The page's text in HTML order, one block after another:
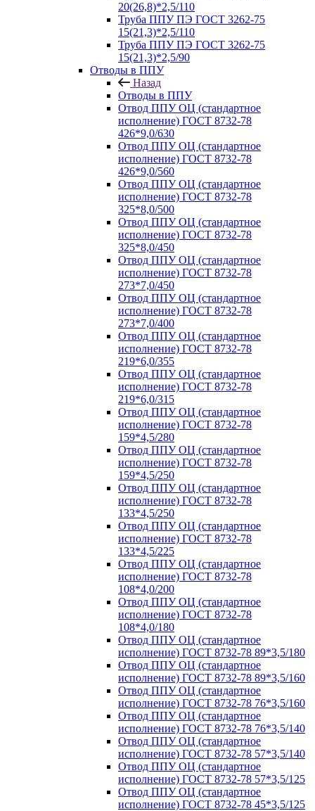
20(26,8)*2,5/110
Труба ППУ ПЭ ГОСТ 3262-75
15(21,3)*2,5/110
Труба ППУ ПЭ ГОСТ 3262-75
15(21,3)*2,5/90
Отводы в ППУ
Назад
Отводы в ППУ
Отвод ППУ ОЦ (стандартное
исполнение) ГОСТ 8732-78
426*9,0/630
Отвод ППУ ОЦ (стандартное
исполнение) ГОСТ 8732-78
426*9,0/560
Отвод ППУ ОЦ (стандартное
исполнение) ГОСТ 8732-78
325*8,0/500
Отвод ППУ ОЦ (стандартное
исполнение) ГОСТ 8732-78
325*8,0/450
Отвод ППУ ОЦ (стандартное
исполнение) ГОСТ 8732-78
273*7,0/450
Отвод ППУ ОЦ (стандартное
исполнение) ГОСТ 8732-78
273*7,0/400
Отвод ППУ ОЦ (стандартное
исполнение) ГОСТ 8732-78
219*6,0/355
Отвод ППУ ОЦ (стандартное
исполнение) ГОСТ 8732-78
219*6,0/315
Отвод ППУ ОЦ (стандартное
исполнение) ГОСТ 8732-78
159*4,5/280
Отвод ППУ ОЦ (стандартное
исполнение) ГОСТ 8732-78
159*4,5/250
Отвод ППУ ОЦ (стандартное
исполнение) ГОСТ 8732-78
133*4,5/250
Отвод ППУ ОЦ (стандартное
исполнение) ГОСТ 8732-78
133*4,5/225
Отвод ППУ ОЦ (стандартное
исполнение) ГОСТ 8732-78
108*4,0/200
Отвод ППУ ОЦ (стандартное
исполнение) ГОСТ 8732-78
108*4,0/180
Отвод ППУ ОЦ (стандартное
исполнение) ГОСТ 8732-78 89*3,5/180
Отвод ППУ ОЦ (стандартное
исполнение) ГОСТ 8732-78 89*3,5/160
Отвод ППУ ОЦ (стандартное
исполнение) ГОСТ 8732-78 76*3,5/160
Отвод ППУ ОЦ (стандартное
исполнение) ГОСТ 8732-78 76*3,5/140
Отвод ППУ ОЦ (стандартное
исполнение) ГОСТ 8732-78 57*3,5/140
Отвод ППУ ОЦ (стандартное
исполнение) ГОСТ 8732-78 57*3,5/125
Отвод ППУ ОЦ (стандартное
исполнение) ГОСТ 8732-78 45*3,5/125